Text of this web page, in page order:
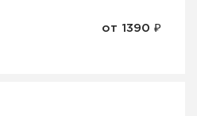
от 1390 ₽